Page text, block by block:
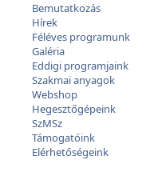
Bemutatkozás
Hírek
Féléves programunk
Galéria
Eddigi programjaink
Szakmai anyagok
Webshop
Hegesztőgépeink
SzMSz
Támogatóink
Elérhetőségeink